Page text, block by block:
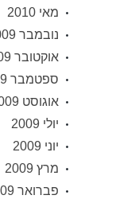
מאי 2010
נובמבר 2009
אוקטובר 2009
ספטמבר 2009
אוגוסט 2009
יולי 2009
יוני 2009
מרץ 2009
פברואר 2009